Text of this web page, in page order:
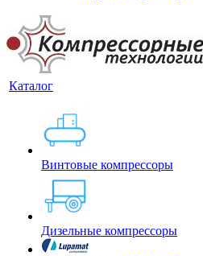
Каталог
Винтовые компрессоры
Дизельные компрессоры